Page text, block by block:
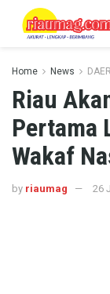
Home News
Riau
Pertama
Wakaf
by riaumag 26